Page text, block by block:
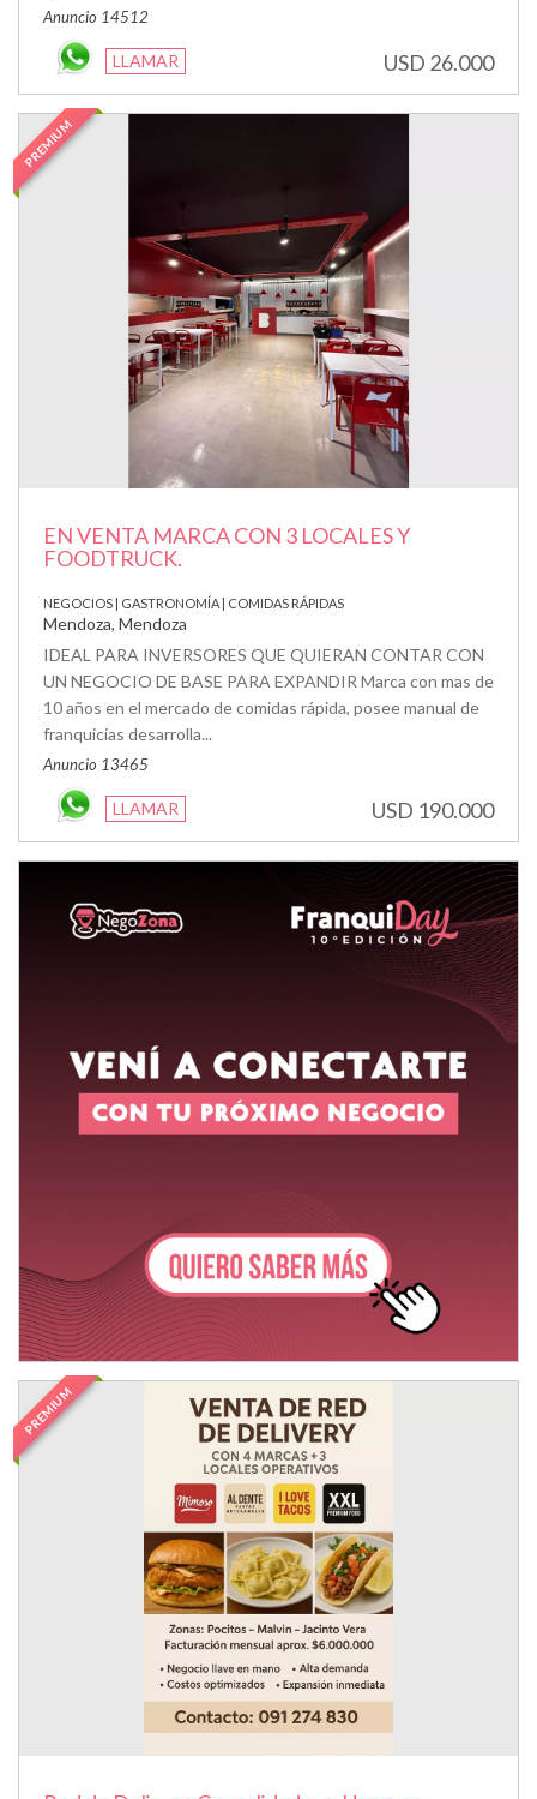
Anuncio 14512
LLAMAR USD 26.000
EN VENTA MARCA CON 3 LOCALES Y
FOODTRUCK.
PREMIUM
NEGOCIOS | GASTRONOMÍA | COMIDAS RÁPIDAS
Mendoza, Mendoza
IDEAL PARA INVERSORES QUE QUIERAN CONTAR CON
UN NEGOCIO DE BASE PARA EXPANDIR Marca con mas de
10 años en el mercado de comidas rápida, posee manual de
franquicias desarrolla...
Anuncio 13465
LLAMAR USD 190.000
PREMIUM